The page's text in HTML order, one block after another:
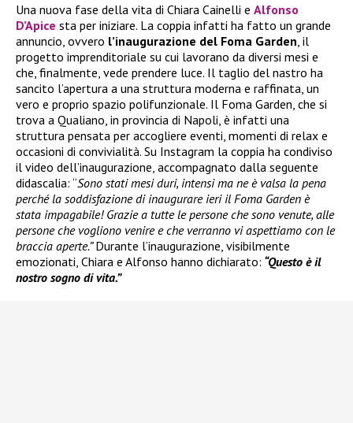
Una nuova fase della vita di Chiara Cainelli e Alfonso
D’Apice sta per iniziare. La coppia infatti ha fatto un grande
annuncio, ovvero l’inaugurazione del Foma Garden , il
progetto imprenditoriale su cui lavorano da diversi mesi e
che, finalmente, vede prendere luce. Il taglio del nastro ha
sancito l’apertura a una struttura moderna e raffinata, un
vero e proprio spazio polifunzionale. Il Foma Garden, che si
trova a Qualiano, in provincia di Napoli, è infatti una
struttura pensata per accogliere eventi, momenti di relax e
occasioni di convivialità. Su Instagram la coppia ha condiviso
il video dell’inaugurazione, accompagnato dalla seguente
didascalia: “Sono stati mesi duri, intensi ma ne è valsa la pena
perché la soddisfazione di inaugurare ieri il Foma Garden è
stata impagabile! Grazie a tutte le persone che sono venute, alle
persone che vogliono venire e che verranno vi aspettiamo con le
braccia aperte.”Durante l’inaugurazione, visibilmente
emozionati, Chiara e Alfonso hanno dichiarato: “Questo è il
nostro sogno di vita.”